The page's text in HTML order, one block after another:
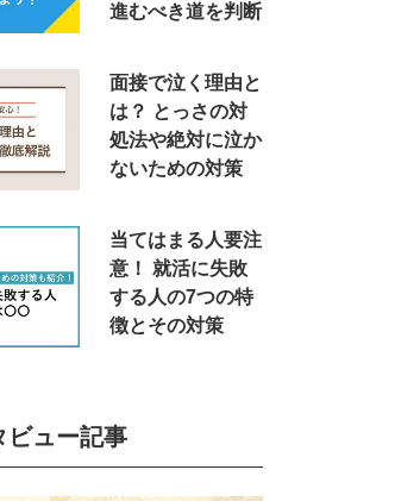
進むべき道を判断
面接で泣く理由と
は？ とっさの対
処法や絶対に泣か
ないための対策
当てはまる人要注
意！ 就活に失敗
する人の7つの特
徴とその対策
ビュー記事